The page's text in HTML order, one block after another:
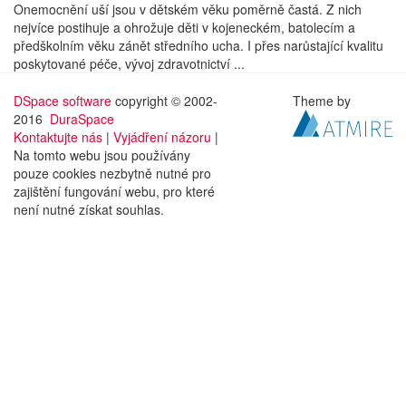
Onemocnění uší jsou v dětském věku poměrně častá. Z nich
nejvíce postihuje a ohrožuje děti v kojeneckém, batolecím a
předškolním věku zánět středního ucha. I přes narůstající kvalitu
poskytované péče, vývoj zdravotnictví ...
DSpace software copyright © 2002-
2016 DuraSpace
Kontaktujte nás | Vyjádření názoru |
Na tomto webu jsou používány
pouze cookies nezbytně nutné pro
zajištění fungování webu, pro které
není nutné získat souhlas.
Theme by